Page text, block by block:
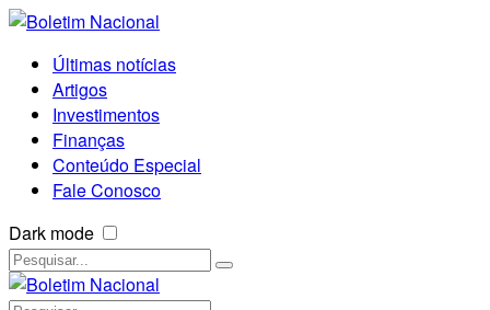
Últimas notícias
Artigos
Investimentos
Finanças
Conteúdo Especial
Fale Conosco
Dark mode